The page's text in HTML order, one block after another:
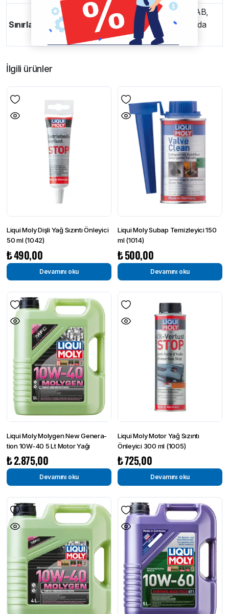
Sınırlamalar
BMW benzinli motorlar partikül filtresiz; AB,
Norveç, İsviçre, İngiltere ve Lihtenştayn’da
geçerlidir
İlgili ürünler
Liqui Moly Dişli Yağ Sızıntı Önleyici
50 ml (1042)
₺490,00
Devamını oku
Liqui Moly Subap Temizleyici 150
ml (1014)
₺500,00
Devamını oku
Liqui Moly Molygen New Gener­a­
tion 10W-40 5 Lt Motor Yağı
₺2.875,00
Devamını oku
Liqui Moly Motor Yağ Sızıntı
Önleyici 300 ml (1005)
₺725,00
Devamını oku